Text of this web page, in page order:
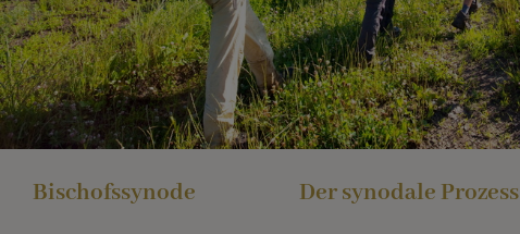
Verstorbene
Karwoche
Ostern
Heilige Barbara
Heiliger Nikolaus von Myra
Online & Social Media
Marketing
SONSTIGES
VERANSTALTUNGEN
Bischofssynode Der synodale Prozess